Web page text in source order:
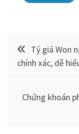
Điều
hướng
viết
Tỷ giá Won
chính xác, dễ
Chứng khoán